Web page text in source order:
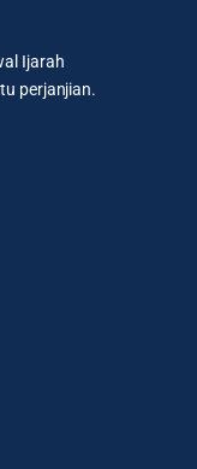
Ijarah
perjanjian.